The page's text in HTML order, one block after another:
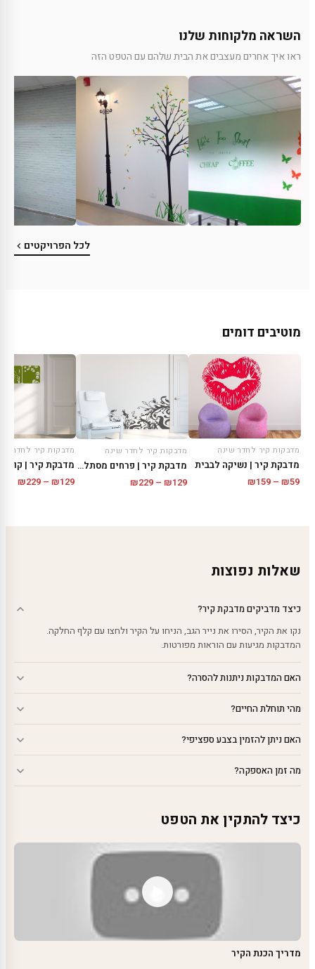
השראה מלקוחות שלנו
ראו איך אחרים מעצבים את הבית שלהם עם הטפט הזה
לכל הפרויקטים
מוטיבים דומים
מדבקות קיר לחדר שינה
מדבקת קיר | נשיקה לבבית
₪59
–
₪159
מדבקות קיר לחדר שינה
מדבקת קיר | פרחים מסתלסלים
₪129
–
₪229
מדבקות קיר לחדר
₪129
–
₪229
שאלות נפוצות
כיצד מדביקים מדבקת קיר?
נקו את הקיר, הסירו את נייר הגב, הניחו על הקיר ולחצו עם קלף החלקה.
המדבקות מגיעות עם הוראות מפורטות.
האם המדבקות ניתנות להסרה?
מהי תוחלת החיים?
האם ניתן להזמין בצבע ספציפי?
מה זמן האספקה?
כיצד להתקין את הטפט
מדריך הכנת הקיר